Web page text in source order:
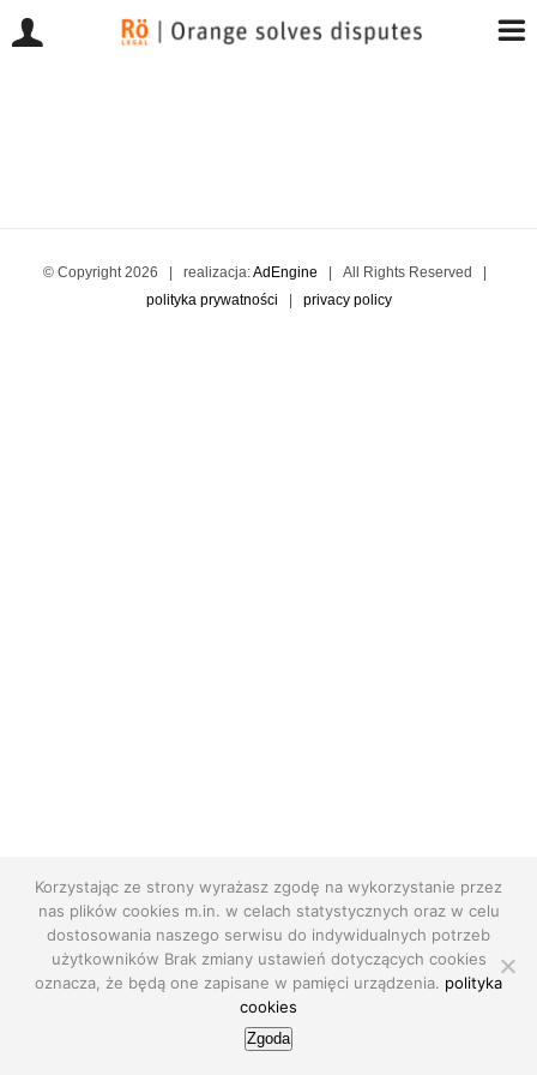
© Copyright2026 | realizacja:AdEngine | All Rights Reserved |
polityka prywatności
privacy policy
Korzystając ze strony wyrażasz zgodę na wykorzystanie przez
nas plików cookies m.in. w celach statystycznych oraz w celu
dostosowania naszego serwisu do indywidualnych potrzeb
użytkowników Brak zmiany ustawień dotyczących cookies
oznacza, że będą one zapisane w pamięci urządzenia. polityka
cookies
Zgoda